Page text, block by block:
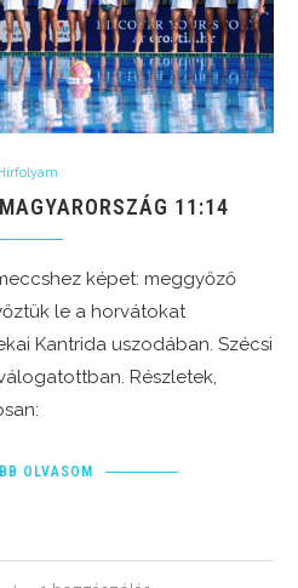
Hírfolyam
11:14
képet: meggyőző
le a horvátokat
Kantrida uszodában. Szécsi
Részletek,
OLVASOM